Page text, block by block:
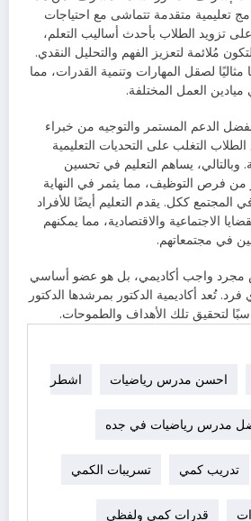
تعليمية متقدمة تتماشى مع احتياجات
تزويد الطلاب بأحدث أساليب التعلم،
مُلائمة لتعزيز الفهم والتحليل النقدي.
مثاليًا لصقل المهارات وتنمية القدرات، مما
العمل المختلفة.
الدعم المستمر والتوجيه من خبراء
الطلاب التغلب على التحديات التعليمية
يساهم التعليم في تحسين
فرص التوظيف، مما يثمر في النهاية
المجتمع ككل. يقدم التعليم أيضًا للأفراد
الاجتماعية والاقتصادية، مما يمكنهم
في مجتمعاتهم.
مجرد واجب أكاديمي، بل هو عضو أساسي
تُعد أكاديمية الدكتور بمرشدها الدكتور
لتحقيق تلك الأهداف والطموحات.
احسن مدرس رياضيات اشطر
مدرس رياضيات في جده
تدريب كمي تسريبات الكمي
قدرات كمي ولفظي